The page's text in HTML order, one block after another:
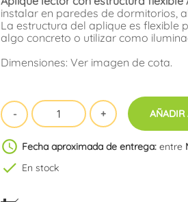
instalar en paredes de dormitorios,
La estructura del aplique es flexible
algo concreto o utilizar como
Dimensiones: Ver imagen de cota.
AÑADIR
schedule Fecha aproximada de entrega: entre
check En stock